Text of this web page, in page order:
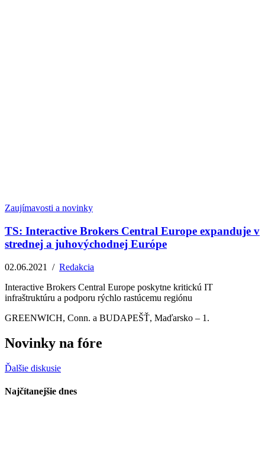
Zaujímavosti a novinky
TS: Interactive Brokers Central Europe expanduje v
strednej a juhovýchodnej Európe
02.06.2021 / Redakcia
Interactive Brokers Central Europe poskytne kritickú IT
infraštruktúru a podporu rýchlo rastúcemu regiónu
GREENWICH, Conn. a BUDAPEŠŤ, Maďarsko – 1.
Novinky na fóre
Ďalšie diskusie
Najčítanejšie dnes